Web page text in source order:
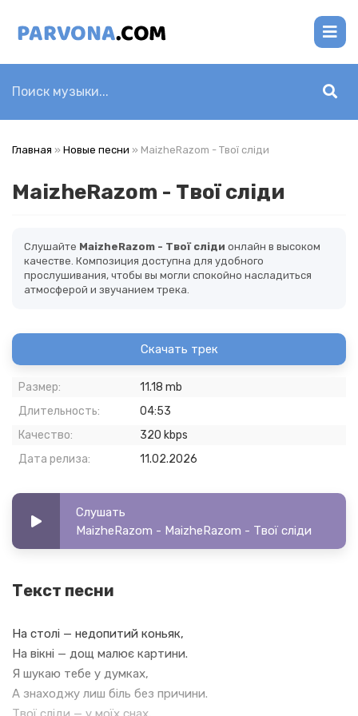
Главная » Новые песни » MaizheRazom - Твої сліди
MaizheRazom - Твої сліди
Слушайте MaizheRazom - Твої сліди онлайн в высоком
качестве. Композиция доступна для удобного
прослушивания, чтобы вы могли спокойно насладиться
атмосферой и звучанием трека.
Скачать трек
Размер:
11.18 mb
Длительность:
04:53
Качество:
320 kbps
Дата релиза:
11.02.2026
Слушать
MaizheRazom - MaizheRazom - Твої сліди
Текст песни
На столі — недопитий коньяк,
На вікні — дощ малює картини.
Я шукаю тебе у думках,
А знаходжу лиш біль без причини.